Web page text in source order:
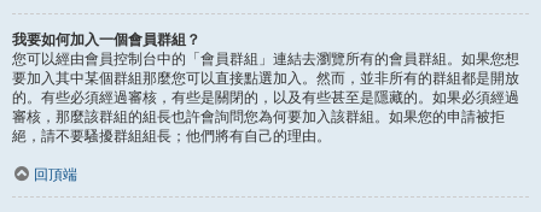
我要如何加入一個會員群組？
您可以經由會員控制台中的「會員群組」連結去瀏覽所有的會員群組。如果您想
要加入其中某個群組那麼您可以直接點選加入。然而，並非所有的群組都是開放
的。有些必須經過審核，有些是關閉的，以及有些甚至是隱藏的。如果必須經過
審核，那麼該群組的組長也許會詢問您為何要加入該群組。如果您的申請被拒
絕，請不要騷擾群組組長；他們將有自己的理由。
回頂端